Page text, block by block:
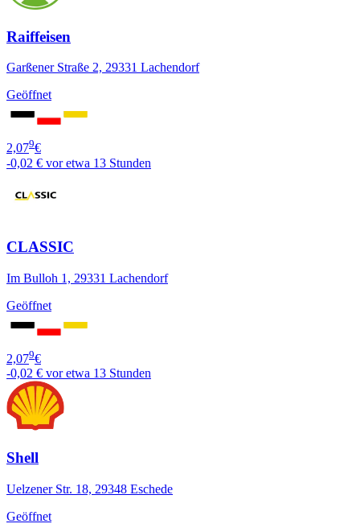
Raiffeisen
Garßener Straße 2, 29331 Lachendorf
Geöffnet
2,079€
-0,02 € vor etwa 13 Stunden
CLASSIC
Im Bulloh 1, 29331 Lachendorf
Geöffnet
2,079€
-0,02 € vor etwa 13 Stunden
Shell
Uelzener Str. 18, 29348 Eschede
Geöffnet